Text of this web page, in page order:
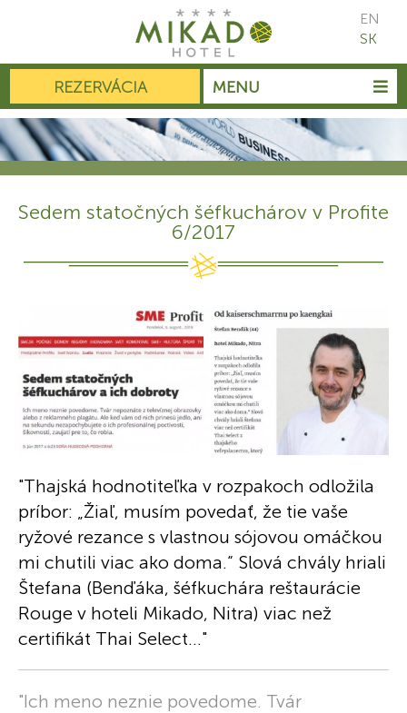
MENU
REZERVÁCIA
EN
SK
Sedem statočných šéfkuchárov v Profite
6/2017
"Thajská hodnotiteľka v rozpakoch odložila
príbor: „Žiaľ, musím povedať, že tie vaše
ryžové rezance s vlastnou sójovou omáčkou
mi chutili viac ako doma.“ Slová chvály hriali
Štefana (Benďáka, šéfkuchára reštaurácie
Rouge v hoteli Mikado, Nitra) viac než
certifikát Thai Select..."
"Ich meno neznie povedome. Tvár